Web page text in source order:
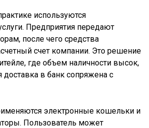
используются
Предприятия передают
после чего средства
счет компании. Это решение
где объем наличности высок,
доставка в банк сопряжена с
электронные кошельки и
Пользователь может